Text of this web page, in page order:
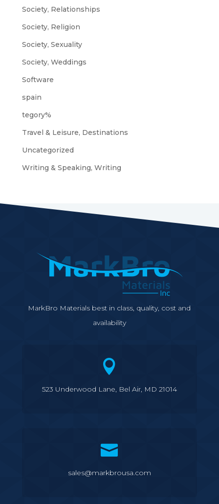
Society, Relationships
Society, Religion
Society, Sexuality
Society, Weddings
Software
spain
tegory%
Travel & Leisure, Destinations
Uncategorized
Writing & Speaking, Writing
MarkBro Materials best in class, quality, cost and
availability

523 Underwood Lane, Bel Air, MD 21014

sales@markbrousa.com